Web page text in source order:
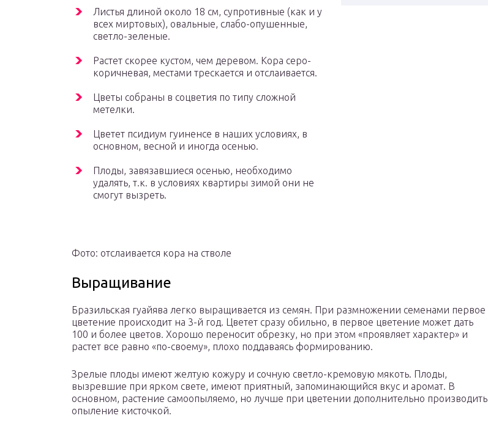
Листья длиной около 18 см, супротивные (как и у
всех миртовых), овальные, слабо-опушенные,
светло-зеленые.
Растет скорее кустом, чем деревом. Кора серо-
коричневая, местами трескается и отслаивается.
Цветы собраны в соцветия по типу сложной
метелки.
Цветет псидиум гуиненсе в наших условиях, в
основном, весной и иногда осенью.
Плоды, завязавшиеся осенью, необходимо
удалять, т.к. в условиях квартиры зимой они не
смогут вызреть.
Фото: отслаивается кора на стволе
Выращивание
Бразильская гуайява легко выращивается из семян. При размножении семенами первое
цветение происходит на 3-й год. Цветет сразу обильно, в первое цветение может дать
100 и более цветов. Хорошо переносит обрезку, но при этом «проявляет характер» и
растет все равно «по-своему», плохо поддаваясь формированию.
Зрелые плоды имеют желтую кожуру и сочную светло-кремовую мякоть. Плоды,
вызревшие при ярком свете, имеют приятный, запоминающийся вкус и аромат. В
основном, растение самоопыляемо, но лучше при цветении дополнительно производить
опыление кисточкой.